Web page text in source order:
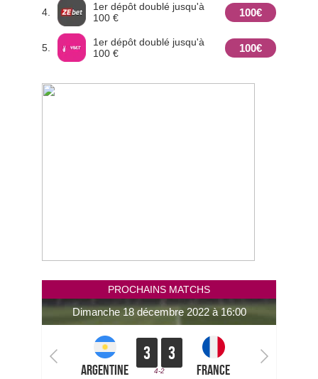
4.
1er dépôt doublé jusqu'à
100 €
100€
5.
1er dépôt doublé jusqu'à
100 €
100€
PROCHAINS MATCHS
dimanche 18 décembre 2022 à 16:00
Argentine
3 3
4-2 France